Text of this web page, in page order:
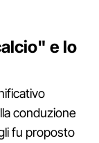
e lo
conduzione
fu proposto